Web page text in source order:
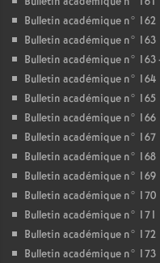
Bulletin académique n° 162
Bulletin académique n° 163
Bulletin académique n°
Bulletin académique n° 164
Bulletin académique n° 165
Bulletin académique n° 166
Bulletin académique n° 167
Bulletin académique n° 168
Bulletin académique n° 169
Bulletin académique n° 170
Bulletin académique n° 171
Bulletin académique n° 172
Bulletin académique n° 173